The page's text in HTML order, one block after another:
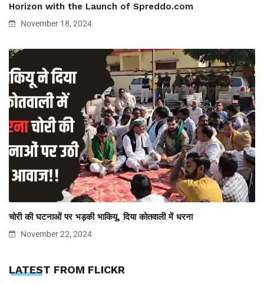
Horizon with the Launch of Spreddo.com
November 18, 2024
चोरी की घटनाओं पर भड़की भाकियू, दिया कोतवाली में धरना
November 22, 2024
LATEST FROM FLICKR